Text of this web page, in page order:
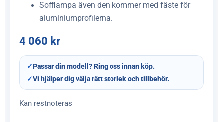
Sofflampa även den kommer med fäste för
aluminiumprofilerna.
4 060 kr
✓Passar din modell? Ring oss innan köp.
✓Vi hjälper dig välja rätt storlek och tillbehör.
Kan restnoteras